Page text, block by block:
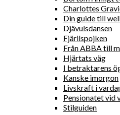
Charlottes
Din guide till
Djävulsdansen
Fjärilspojken
Från ABBA till
Hjärtats väg
I betraktarens
Kanske imorgon
Livskraft i
Pensionatet vid
Stilguiden